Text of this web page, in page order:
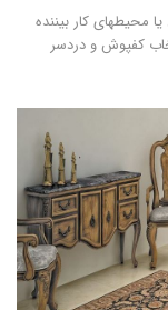
محیطهای کار بیننده
کفپوش و دردسر